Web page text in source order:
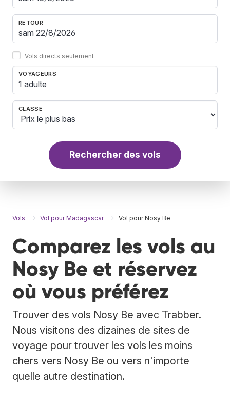
RETOUR
Vols directs seulement
VOYAGEURS
1 adulte
CLASSE
Rechercher des vols
Vols Vol pour Madagascar Vol pour Nosy Be
Comparez les vols au
Nosy Be et réservez
où vous préférez
Trouver des vols Nosy Be avec Trabber.
Nous visitons des dizaines de sites de
voyage pour trouver les vols les moins
chers vers Nosy Be ou vers n'importe
quelle autre destination.